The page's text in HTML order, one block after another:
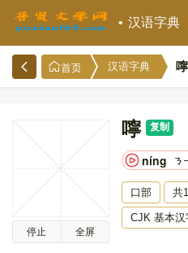
汉语字典
首页 汉语字典
停止 全屏
嚀 复制
níng ㄋ
口部 共
CJK 基本汉